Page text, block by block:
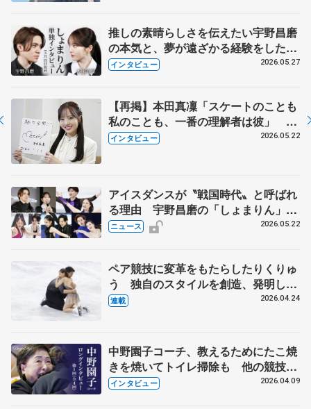
推しの素晴らしさを伝えたい宇野昌磨
の本気と、夢が遠ざかる経験をした本
田真凜の覚悟
インタビュー 2026.05.27
【再掲】本田真凜「スケートのことも
私のことも、一番の理解者は彼」 引
退時の単独インタビューで語った競技
インタビュー 2026.05.22
アイスダンスが〝戦国時代〟と呼ばれ
る理由 宇野昌磨の「しょまりん」ら
実力者が相次いで参戦 国内の競争激
ニュース 2026.05.22
ペア競技に変革をもたらしたりくりゅ
う 独自のスタイルを創造、発明した
【引退発表後②】
連載 2026.04.24
中野園子コーチ、教えるためにたこ焼
きを焼いてトイレ掃除も 他の競技に
も通用するという坂本花織の筋肉
インタビュー 2026.04.09